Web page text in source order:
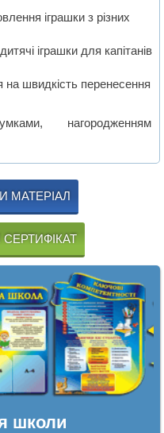
іграшки з різних
іграшки для капітанів
швидкість перенесення
нагородженням
МАТЕРІАЛ
школи